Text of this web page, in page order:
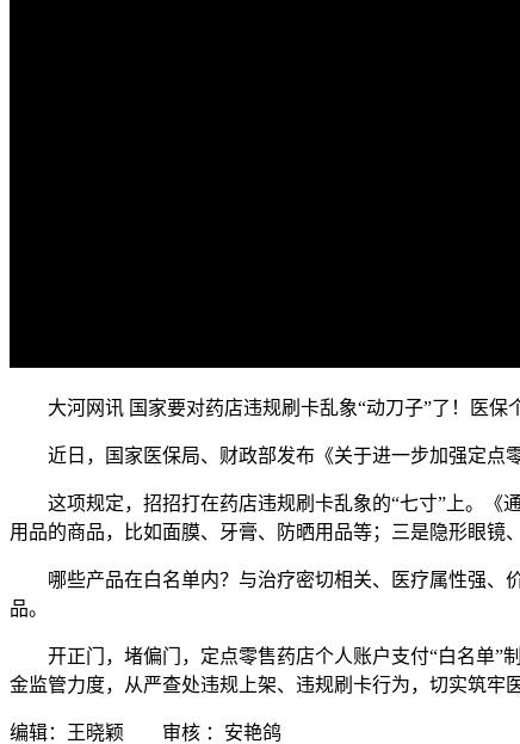
大河网讯 国家要对药店违规刷卡乱象“动刀子”了！ 医保
近日，国家医保局、财政部发布《关于进一步加强定点
这项规定，招招打在药店违规刷卡乱象的“七寸”上。《
用品的商品，比如面膜、牙膏、防晒用品等；三是隐形眼镜
哪些产品在白名单内？与治疗密切相关、医疗属性强、
品。
开正门，堵偏门，定点零售药店个人账户支付“白名单”
金监管力度，从严查处违规上架、违规刷卡行为，切实筑牢
编辑：王晓颖 审核 ：安艳鸽